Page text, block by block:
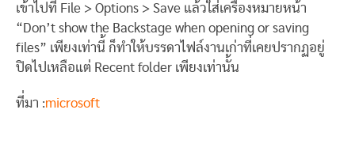
เข้าไปที่ File > Options > Save แล้วใส่เครื่องหมายหน้า
“Don’t show the Backstage when opening or saving
files” เพียงเท่านี้ ก็ทำให้บรรดาไฟล์งานเก่าที่เคยปรากฏอยู่
ปิดไปเหลือแต่ Recent folder เพียงเท่านั้น
ที่มา :microsoft